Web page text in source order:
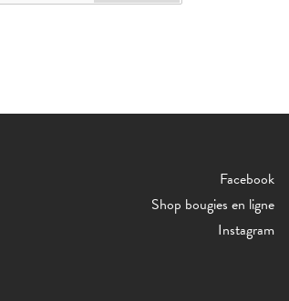
Facebook
Shop bougies en ligne
Instagram